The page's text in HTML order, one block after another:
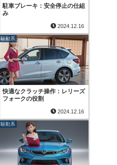
駐車ブレーキ：安全停止の仕組
み
2024.12.16
駆動系
快適なクラッチ操作：レリーズ
フォークの役割
2024.12.16
駆動系